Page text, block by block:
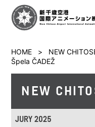
HOME > NEW
Špela ČADEŽ
NEW
JURY 2025